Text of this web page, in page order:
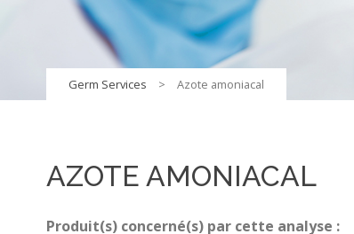
Germ Services > Azote amoniacal
AZOTE AMONIACAL
Produit(s) concerné(s) par cette analyse :